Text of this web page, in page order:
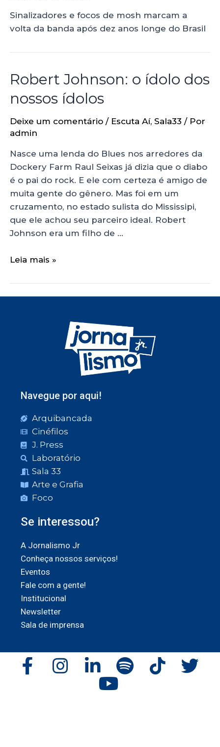
Sinalizadores e focos de mosh marcam a
volta da banda após dez anos longe do Brasil
Robert Johnson: o ídolo dos
nossos ídolos
Deixe um comentário / Escuta Aí, Sala33 / Por
admin
Nasce uma lenda do Blues nos arredores da
Dockery Farm Raul Seixas já dizia que o diabo
é o pai do rock. E ele com certeza é amigo de
muita gente do gênero. Mas foi em um
cruzamento, no estado sulista do Mississipi,
que ele achou seu parceiro ideal. Robert
Johnson era um filho de …
Leia mais »
Navegue por aqui!
Arquibancada
Cinéfilos
J. Press
Laboratório
Sala 33
Arte e Grafia
Foco
Se interessou?
A Jornalismo Jr
Conheça nossos serviços!
Eventos
Fale com a gente!
Institucional
Newsletter
Sala de imprensa